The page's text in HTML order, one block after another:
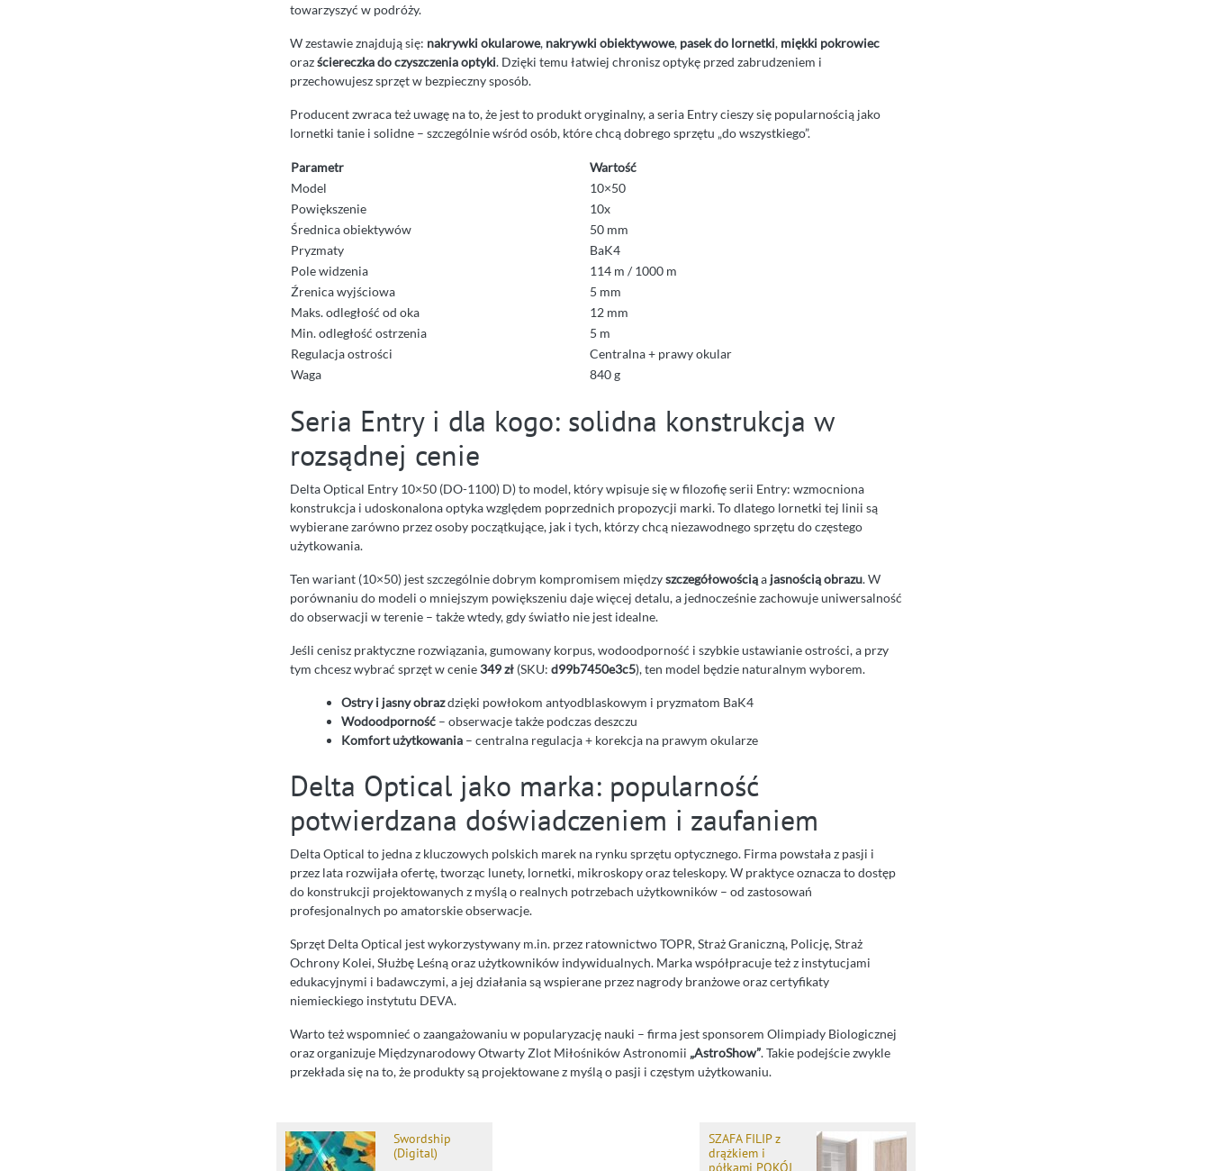
towarzyszyć w podróży.
W zestawie znajdują się: nakrywki okularowe, nakrywki obiektywowe, pasek do lornetki, miękki pokrowiec
orazściereczka do czyszczenia optyki. Dzięki temu łatwiej chronisz optykę przed zabrudzeniem i
przechowujesz sprzęt w bezpieczny sposób.
Producent zwraca też uwagę na to, że jest to produkt oryginalny, a seria Entry cieszy się popularnością jako
lornetki tanie i solidne – szczególnie wśród osób, które chcą dobrego sprzętu „do wszystkiego”.
Parametr
Wartość
Model
10×50
Powiększenie
10x
Średnica obiektywów
50 mm
Pryzmaty
BaK4
Pole widzenia
114 m / 1000 m
Źrenica wyjściowa
5 mm
Maks. odległość od oka
12 mm
Min. odległość ostrzenia
5 m
Regulacja ostrości
Centralna + prawy okular
Waga
840 g
Seria Entry i dla kogo: solidna konstrukcja w
rozsądnej cenie
Delta Optical Entry 10×50 (DO-1100) D) to model, który wpisuje się w filozofię serii Entry: wzmocniona
konstrukcja i udoskonalona optyka względem poprzednich propozycji marki. To dlatego lornetki tej linii są
wybierane zarówno przez osoby początkujące, jak i tych, którzy chcą niezawodnego sprzętu do częstego
użytkowania.
Ten wariant (10×50) jest szczególnie dobrym kompromisem międzyszczegółowościąa jasnością obrazu. W
porównaniu do modeli o mniejszym powiększeniu daje więcej detalu, a jednocześnie zachowuje uniwersalność
do obserwacji w terenie – także wtedy, gdy światło nie jest idealne.
Jeśli cenisz praktyczne rozwiązania, gumowany korpus, wodoodporność i szybkie ustawianie ostrości, a przy
tym chcesz wybrać sprzęt w cenie349 zł (SKU: d99b7450e3c5), ten model będzie naturalnym wyborem.
Ostry i jasny obrazdzięki powłokom antyodblaskowym i pryzmatom BaK4
Wodoodporność – obserwacje także podczas deszczu
Komfort użytkowania – centralna regulacja + korekcja na prawym okularze
Delta Optical jako marka: popularność
potwierdzana doświadczeniem i zaufaniem
Delta Optical to jedna z kluczowych polskich marek na rynku sprzętu optycznego. Firma powstała z pasji i
przez lata rozwijała ofertę, tworząc lunety, lornetki, mikroskopy oraz teleskopy. W praktyce oznacza to dostęp
do konstrukcji projektowanych z myślą o realnych potrzebach użytkowników – od zastosowań
profesjonalnych po amatorskie obserwacje.
Sprzęt Delta Optical jest wykorzystywany m.in. przez ratownictwo TOPR, Straż Graniczną, Policję, Straż
Ochrony Kolei, Służbę Leśną oraz użytkowników indywidualnych. Marka współpracuje też z instytucjami
edukacyjnymi i badawczymi, a jej działania są wspierane przez nagrody branżowe oraz certyfikaty
niemieckiego instytutu DEVA.
Warto też wspomnieć o zaangażowaniu w popularyzację nauki – firma jest sponsorem Olimpiady Biologicznej
oraz organizuje Międzynarodowy Otwarty Zlot Miłośników Astronomii „AstroShow”. Takie podejście zwykle
przekłada się na to, że produkty są projektowane z myślą o pasji i częstym użytkowaniu.
Swordship
(Digital)
SZAFA FILIP z
drążkiem i
półkami POKÓJ